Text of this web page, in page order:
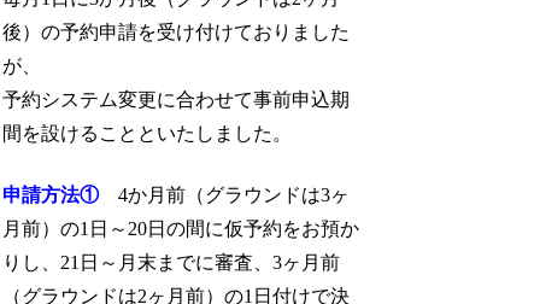
後）の予約申請を受け付けておりました
が、
予約システム変更に合わせて事前申込期
間を設けることといたしました。
申請方法①4か月前（グラウンドは3ヶ
月前）の1日～20日の間に仮予約をお預か
りし、21日～月末までに審査、3ヶ月前
（グラウンドは2ヶ月前）の1日付けで決